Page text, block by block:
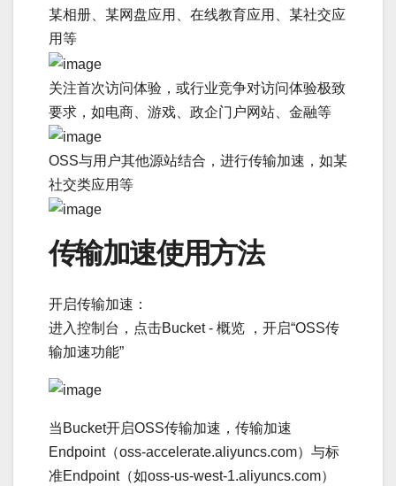
某相册、某网盘应用、在线教育应用、某社交应
用等
关注首次访问体验，或行业竞争对访问体验极致
要求，如电商、游戏、政企门户网站、金融等
OSS与用户其他源站结合，进行传输加速，如某
社交类应用等
传输加速使用方法
开启传输加速：
进入控制台，点击Bucket - 概览 ，开启“OSS传
输加速功能”
当Bucket开启OSS传输加速，传输加速
Endpoint（oss-accelerate.aliyuncs.com）与标
准Endpoint（如oss-us-west-1.aliyuncs.com）